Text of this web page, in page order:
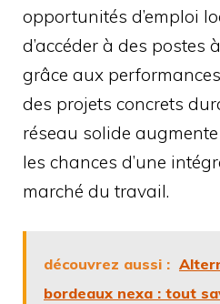
opportunités d’emploi
d’accéder à des postes
grâce aux
des projets concrets
réseau solide
les chances d’une
marché du travail.
découvrez aussi :
bordeaux nexa : tout